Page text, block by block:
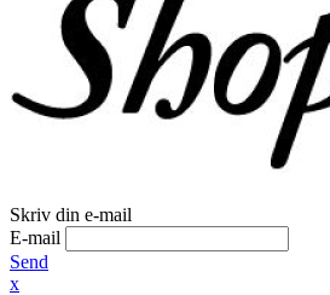
Skriv din e-mail
E-mail
Send
x